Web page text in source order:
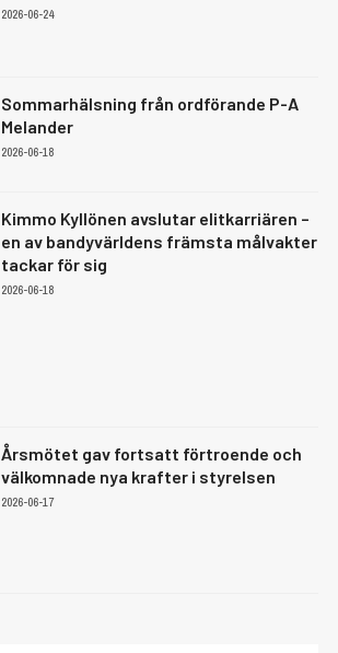
2026-06-24
Sommarhälsning från ordförande P-A
Melander
2026-06-18
Kimmo Kyllönen avslutar elitkarriären –
en av bandyvärldens främsta målvakter
tackar för sig
2026-06-18
Årsmötet gav fortsatt förtroende och
välkomnade nya krafter i styrelsen
2026-06-17